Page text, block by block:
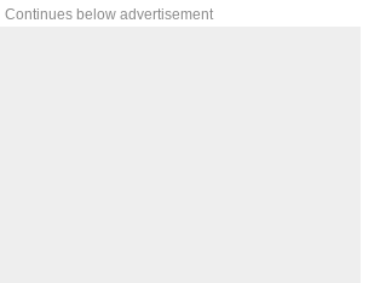
Continues below advertisement